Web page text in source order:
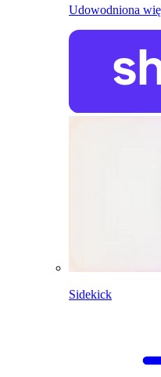
Udowodniona
Sidekick